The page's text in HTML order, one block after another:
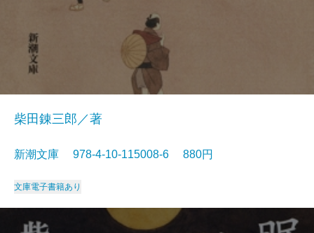
柴田錬三郎／著
新潮文庫 978-4-10-115008-6 880円
文庫電子書籍あり